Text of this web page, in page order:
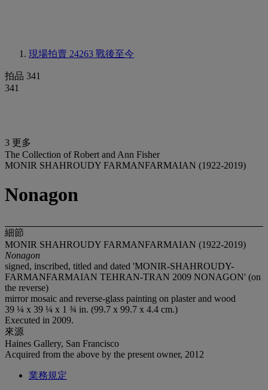
現場拍賣 24263 戰後至今
拍品 341
341
3 更多
The Collection of Robert and Ann Fisher
MONIR SHAHROUDY FARMANFARMAIAN (1922-2019)
Nonagon
細節
MONIR SHAHROUDY FARMANFARMAIAN (1922-2019)
Nonagon
signed, inscribed, titled and dated 'MONIR-SHAHROUDY-
FARMANFARMAIAN TEHRAN-TRAN 2009 NONAGON' (on
the reverse)
mirror mosaic and reverse-glass painting on plaster and wood
39 ¼ x 39 ¼ x 1 ¾ in. (99.7 x 99.7 x 4.4 cm.)
Executed in 2009.
來源
Haines Gallery, San Francisco
Acquired from the above by the present owner, 2012
業務規定